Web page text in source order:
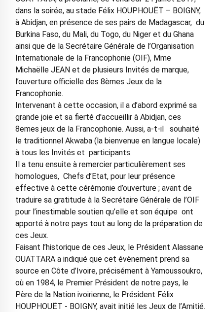
dans la soirée, au stade Félix HOUPHOUËT – BOIGNY,
à Abidjan, en présence de ses pairs de Madagascar, du
Burkina Faso, du Mali, du Togo, du Niger et du Ghana
ainsi que de la Secrétaire Générale de l’Organisation
Internationale de la Francophonie (OIF), Mme
Michaëlle JEAN et de plusieurs Invités de marque,
l’ouverture officielle des 8èmes Jeux de la
Francophonie.
Intervenant à cette occasion, il a d’abord exprimé sa
grande joie et sa fierté d'accueillir à Abidjan, ces
8emes jeux de la Francophonie. Aussi, a-t-il souhaité
le traditionnel Akwaba (la bienvenue en langue locale)
à tous les Invités et participants.
Il a tenu ensuite à remercier particulièrement ses
homologues, Chefs d’Etat, pour leur présence
effective à cette cérémonie d’ouverture ; avant de
traduire sa gratitude à la Secrétaire Générale de l’OIF
pour l’inestimable soutien qu’elle et son équipe ont
apporté à notre pays tout au long de la préparation de
ces Jeux.
Faisant l’historique de ces Jeux, le Président Alassane
OUATTARA a indiqué que cet évènement prend sa
source en Côte d’Ivoire, précisément à Yamoussoukro,
où en 1984, le Premier Président de notre pays, le
Père de la Nation ivoirienne, le Président Félix
HOUPHOUËT - BOIGNY, avait initié les Jeux de l’Amitié.